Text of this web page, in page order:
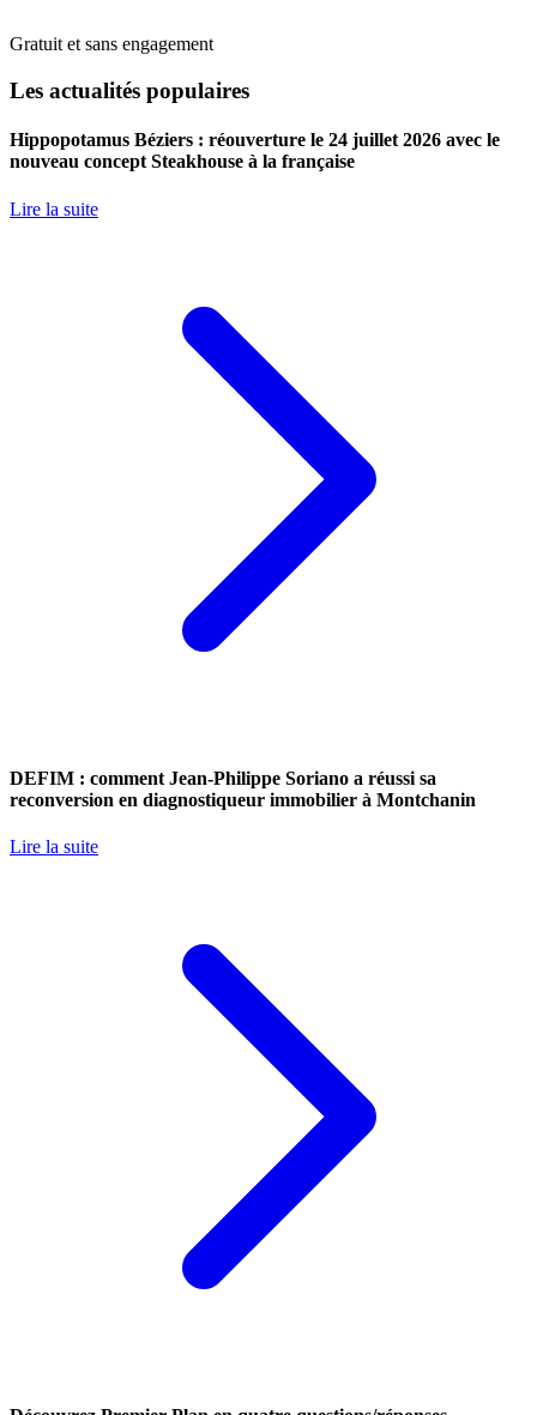
Gratuit et sans engagement
Les actualités populaires
Hippopotamus Béziers : réouverture le 24 juillet 2026 avec le
nouveau concept Steakhouse à la française
Lire la suite
DEFIM : comment Jean-Philippe Soriano a réussi sa
reconversion en diagnostiqueur immobilier à Montchanin
Lire la suite